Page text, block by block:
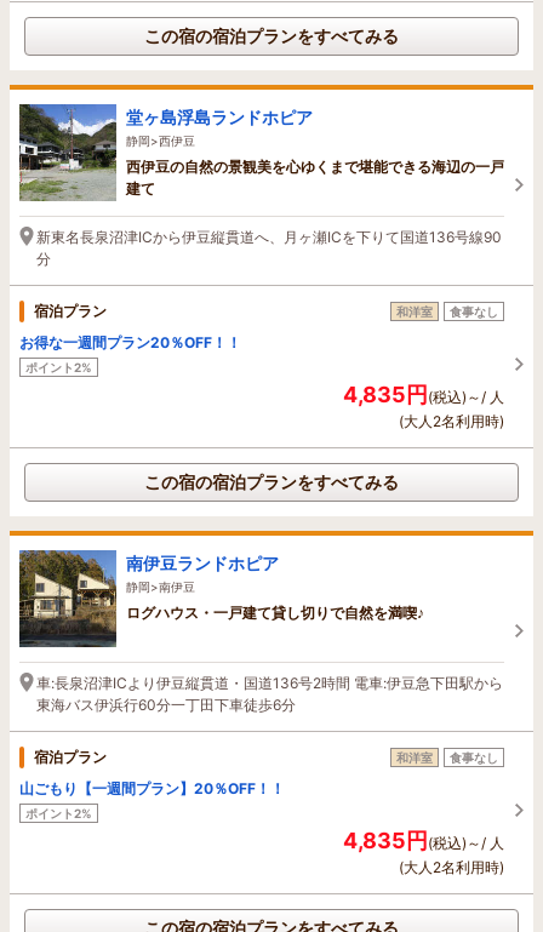
この宿の宿泊プランをすべてみる
堂ヶ島浮島ランドホピア
静岡>西伊豆
西伊豆の自然の景観美を心ゆくまで堪能できる海辺の一戸
建て
新東名長泉沼津ICから伊豆縦貫道へ、月ヶ瀬ICを下りて国道136号線90
分
宿泊プラン 和洋室 食事なし
お得な一週間プラン20％OFF！！
ポイント2%
4,835円(税込)～/ 人
(大人2名利用時)
この宿の宿泊プランをすべてみる
南伊豆ランドホピア
静岡>南伊豆
ログハウス・一戸建て貸し切りで自然を満喫♪
車:長泉沼津ICより伊豆縦貫道・国道136号2時間 電車:伊豆急下田駅から
東海バス伊浜行60分一丁田下車徒歩6分
宿泊プラン 和洋室 食事なし
山ごもり【一週間プラン】20％OFF！！
ポイント2%
4,835円(税込)～/ 人
(大人2名利用時)
この宿の宿泊プランをすべてみる